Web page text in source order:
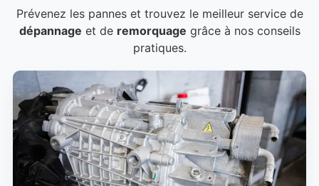
Prévenez les pannes et trouvez le meilleur service de
dépannage et de remorquage grâce à nos conseils
pratiques.